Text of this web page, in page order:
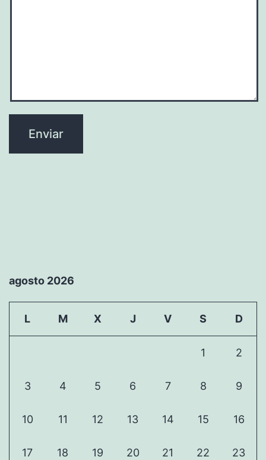
agosto 2026
L M X J V S D
1 2
3 4 5 6 7 8 9
10 11 12 13 14 15 16
17 18 19 20 21 22 23